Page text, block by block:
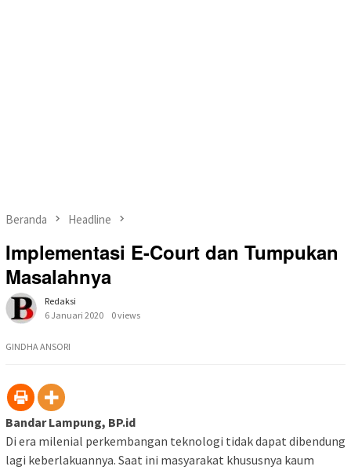
Beranda Headline
Implementasi E-Court dan Tumpukan
Masalahnya
Redaksi
6 Januari 2020
0 views
GINDHA ANSORI
Bandar Lampung, BP.id
Di era milenial perkembangan teknologi tidak dapat dibendung
lagi keberlakuannya. Saat ini masyarakat khususnya kaum